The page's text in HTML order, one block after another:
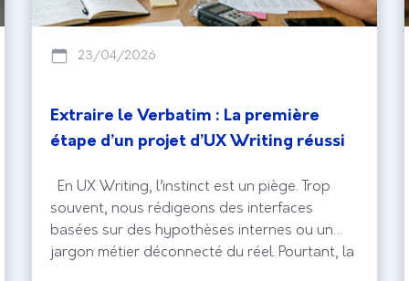
23/04/2026
Extraire le Verbatim : La première
étape d’un projet d’UX Writing réussi
En UX Writing, l’instinct est un piège. Trop
souvent, nous rédigeons des interfaces
basées sur des hypothèses internes ou un
jargon métier déconnecté du réel. Pourtant, la